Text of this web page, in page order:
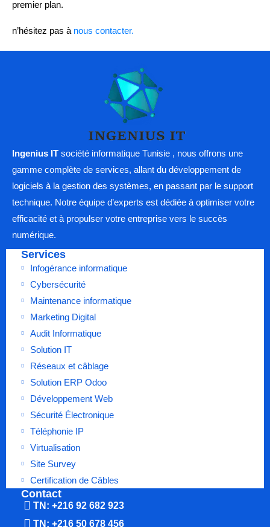
premier plan.
n’hésitez pas à nous contacter.
Ingenius IT société informatique Tunisie , nous offrons une
gamme complète de services, allant du développement de
logiciels à la gestion des systèmes, en passant par le support
technique. Notre équipe d’experts est dédiée à optimiser votre
efficacité et à propulser votre entreprise vers le succès
numérique.
Services
Infogérance informatique
Cybersécurité
Maintenance informatique
Marketing Digital
Audit Informatique
Solution IT
Réseaux et câblage
Solution ERP Odoo
Développement Web
Sécurité Électronique
Téléphonie IP
Virtualisation
Site Survey
Certification de Câbles
Contact
TN: +216 92 682 923
TN: +216 50 678 456